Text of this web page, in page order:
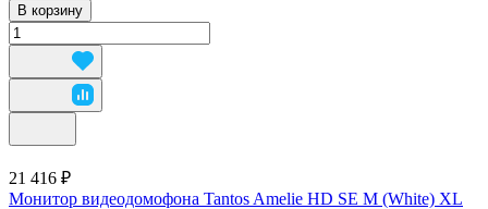
В корзину
21 416 ₽
Монитор видеодомофона Tantos Amelie HD SE M (White) XL